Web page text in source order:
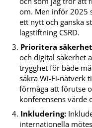
om. Men inför 2025
ett nytt och ganska
lagstiftning CSRD.
Prioritera
och digital säkerhet
trygghet för både
säkra Wi-Fi-nätverk
förmåga att förutse
konferensens värde
Inkludering:
internationella